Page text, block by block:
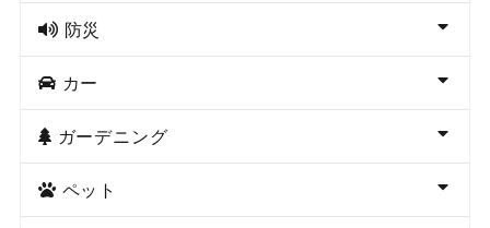
防災
カー
ガーデニング
ペット